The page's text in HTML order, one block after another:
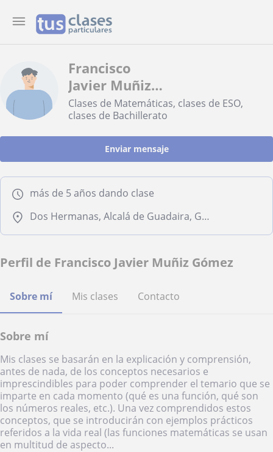
Francisco
Javier Muñiz
Gómez
Clases de Matemáticas, clases de ESO,
clases de Bachillerato
Enviar mensaje
más de 5 años dando clase
Dos Hermanas, Alcalá de Guadaira, Gelves, Sevilla Capital
Perfil de Francisco Javier Muñiz Gómez
Sobre mí Mis clases Contacto
Sobre mí
Mis clases se basarán en la explicación y comprensión,
antes de nada, de los conceptos necesarios e
imprescindibles para poder comprender el temario que se
imparte en cada momento (qué es una función, qué son
los números reales, etc.). Una vez comprendidos estos
conceptos, que se introducirán con ejemplos prácticos
referidos a la vida real (las funciones matemáticas se usan
en multitud de aspecto...